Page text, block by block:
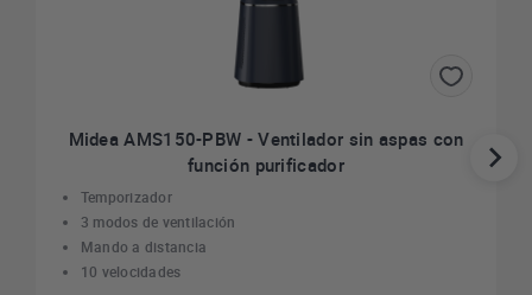
Midea AMS150-PBW - Ventilador sin aspas con
función purificador
Temporizador
3 modos de ventilación
Mando a distancia
10 velocidades